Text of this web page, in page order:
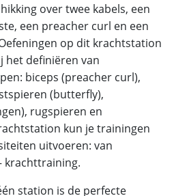
over twee kabels, een
een preacher curl en een
op dit krachtstation
het definiëren van
biceps (preacher curl),
(butterfly),
rugspieren en
kun je trainingen
uitvoeren: van
krachttraining.
station is de perfecte